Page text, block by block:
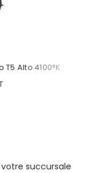
Alto 4100°K
succursale